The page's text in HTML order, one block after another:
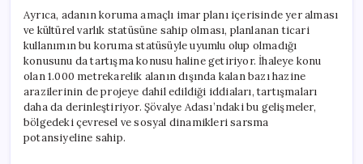
Ayrıca, adanın koruma amaçlı imar planı içerisinde yer alması
ve kültürel varlık statüsüne sahip olması, planlanan ticari
kullanımın bu koruma statüsüyle uyumlu olup olmadığı
konusunu da tartışma konusu haline getiriyor. İhaleye konu
olan 1.000 metrekarelik alanın dışında kalan bazı hazine
arazilerinin de projeye dahil edildiği iddiaları, tartışmaları
daha da derinleştiriyor. Şövalye Adası’ndaki bu gelişmeler,
bölgedeki çevresel ve sosyal dinamikleri sarsma
potansiyeline sahip.